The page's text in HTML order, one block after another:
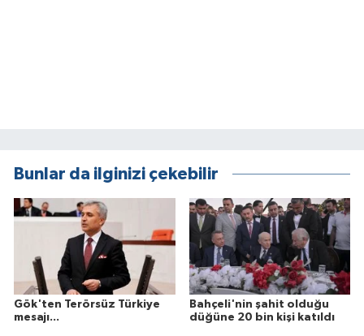
Bunlar da ilginizi çekebilir
Gök'ten Terörsüz Türkiye
mesajı...
Bahçeli'nin şahit olduğu
düğüne 20 bin kişi katıldı